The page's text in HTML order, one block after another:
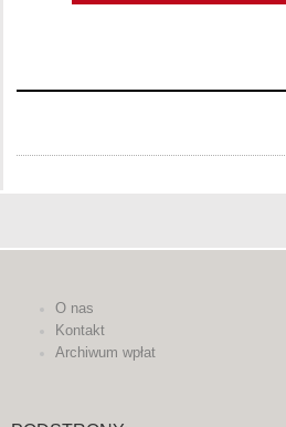
O nas
Kontakt
Archiwum wpłat